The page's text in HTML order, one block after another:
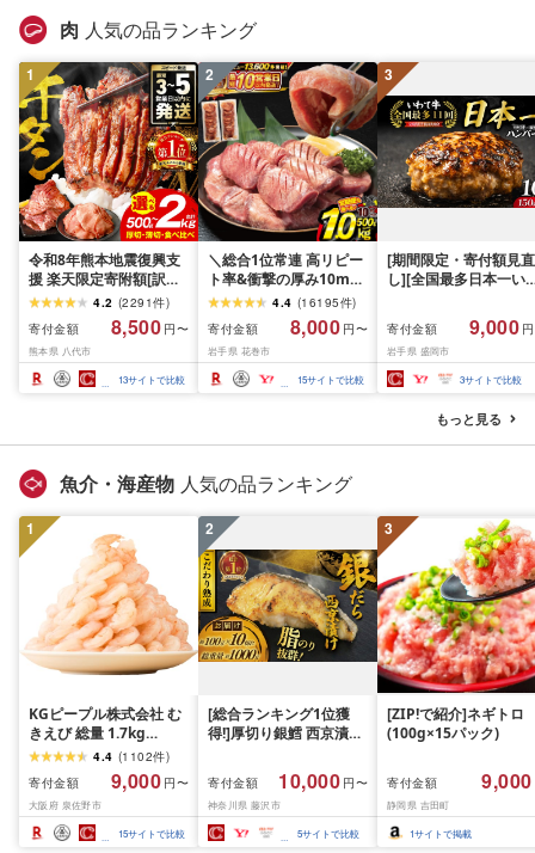
肉 人気の品ランキング
1
令和8年熊本地震復興支
援 楽天限定寄附額[訳あ
り]牛タン 500g〜2kg 肉
牛肉 訳あり 牛タン 冷凍
小分け 厚切り 薄切り 食
べ比べ 500g 1kg 1.5kg
2kg 牛 人気 ビーフ 牛た
ん ふるさと納税 ランキ
4.2 (2291件)
寄付金額
8,500 円〜
熊本県 八代市
13サイトで比較
2
＼総合1位常連 高リピー
ト率&衝撃の厚み10mm
厚切り牛タン 塩味/ ≪ス
ピード発送!!10営業日以
内発送≫ 選べる内容量
500g / 1kg 定期便 毎月
届く 牛肉 肉 BBQ ふるさ
と 人気 ランキング 岩手
4.4 (16195件)
寄付金額
8,000 円〜
岩手県 花巻市
15サイトで比較
3
[期間限定・寄付額見直
し][全国最多日本一い
1.5kg(150g×10個) い
て牛 × 岩中豚 ハンバー
グ 合挽き 合い挽き 黒
和牛 人気 冷凍 個包装
分け 冷凍 牛肉 豚肉 和
ビーフ ポーク はんば
ぐ 挽肉 お肉 ミンチ 肉
お弁当 hannba-gu ラ
寄付金額 9,000
岩手県 盛岡市
3サイトで比較
もっと見る
魚介・海産物 人気の品ランキング
1
KGピープル株式会社 む
きえび 総量 1.7kg
(850g×2P) 特大 5Lサイ
ズ バナメイエビ バラ凍
結 下処理不要 サイズ不
揃い 訳あり
4.4 (1102件)
寄付金額
9,000 円〜
大阪府 泉佐野市
15サイトで比較
2
[総合ランキング1位獲
得!]厚切り銀鱈 西京漬け
約 1,000g (約 100g × 10
切) 西京味噌 西京みそ 味
噌漬け みそ 味噌 鮮魚 魚
介 銀だら 銀ダラ ギンダ
ラ ぎんだら 鱈 タラ 魚
寄付金額 10,000 円〜
神奈川県 藤沢市
5サイトで比較
3
[ZIP!で紹介]ネギトロ
(100g×15パック)
寄付金額 9,000
静岡県 吉田町
1サイトで掲載